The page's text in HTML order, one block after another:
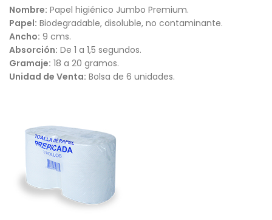
Nombre: Papel higiénico Jumbo Premium.
Papel: Biodegradable, disoluble, no contaminante.
Ancho: 9 cms.
Absorción: De 1 a 1,5 segundos.
Gramaje: 18 a 20 gramos.
Unidad de Venta: Bolsa de 6 unidades.